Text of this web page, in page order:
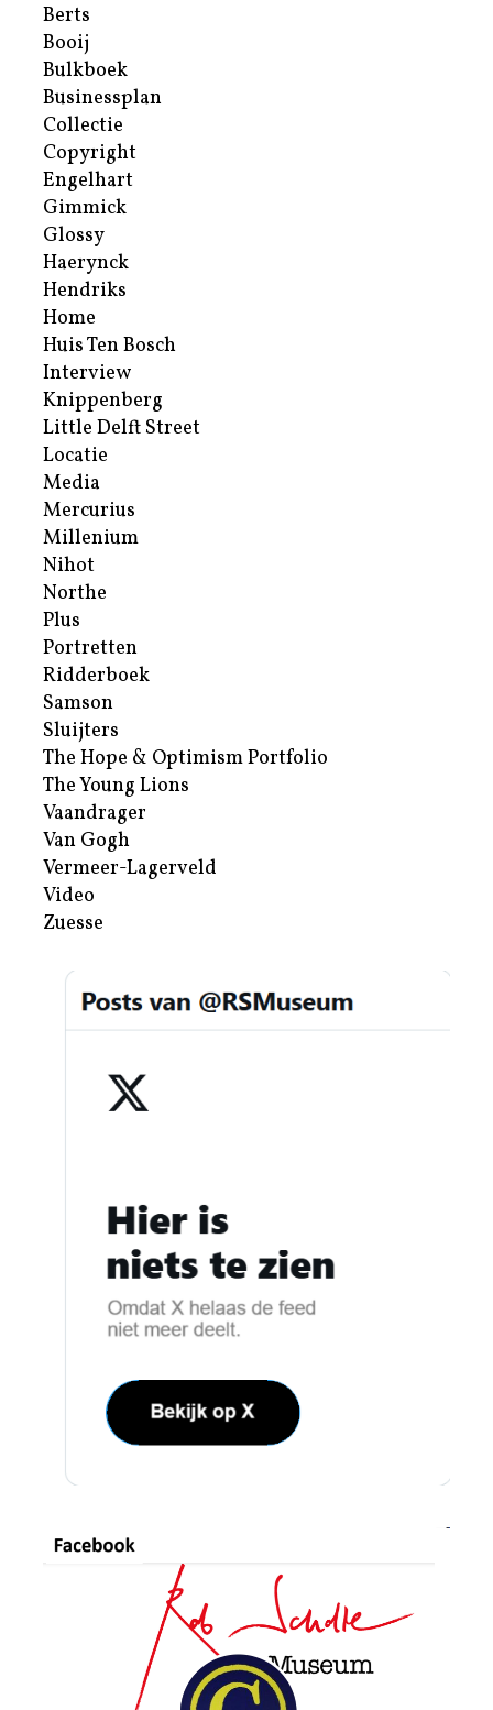
Berts
Booij
Bulkboek
Businessplan
Collectie
Copyright
Engelhart
Gimmick
Glossy
Haerynck
Hendriks
Home
Huis Ten Bosch
Interview
Knippenberg
Little Delft Street
Locatie
Media
Mercurius
Millenium
Nihot
Northe
Plus
Portretten
Ridderboek
Samson
Sluijters
The Hope & Optimism Portfolio
The Young Lions
Vaandrager
Van Gogh
Vermeer-Lagerveld
Video
Zuesse